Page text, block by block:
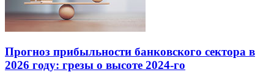
Прогноз прибыльности банковского сектора в
2026 году: грезы о высоте 2024-го